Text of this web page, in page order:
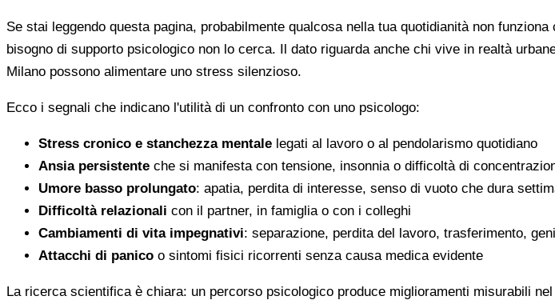
Se stai leggendo questa pagina, probabilmente qualcosa nella tua quotidianità non
bisogno di supporto psicologico non lo cerca. Il dato riguarda anche chi vive in realtà
Milano possono alimentare uno stress silenzioso.
Ecco i segnali che indicano l'utilità di un confronto con uno psicologo:
Stress cronico e stanchezza mentale legati al lavoro o al pendolarismo quotidiano
Ansia persistente che si manifesta con tensione, insonnia o difficoltà di
Umore basso prolungato: apatia, perdita di interesse, senso di vuoto che dura
Difficoltà relazionali con il partner, in famiglia o con i colleghi
Cambiamenti di vita impegnativi: separazione, perdita del lavoro, trasferimento,
Attacchi di panico o sintomi fisici ricorrenti senza causa medica evidente
La ricerca scientifica è chiara: un percorso psicologico produce miglioramenti misurabili